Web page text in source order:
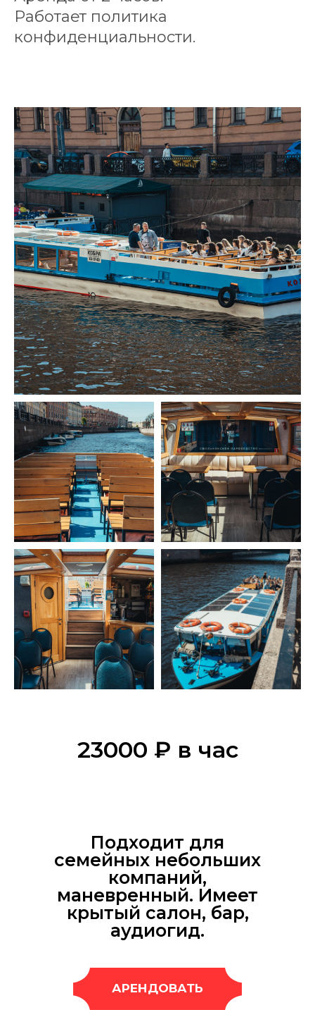
Работает политика
конфиденциальности.
23000 ₽ в час
Подходит для
семейных небольших
компаний,
маневренный. Имеет
крытый салон, бар,
аудиогид.
АРЕНДОВАТЬ